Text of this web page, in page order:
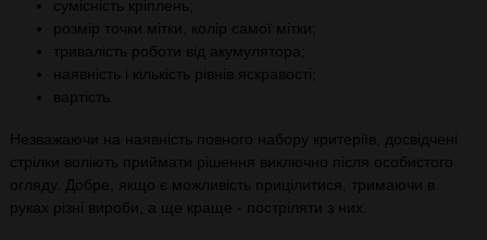
сумісність кріплень;
розмір точки мітки, колір самої мітки;
тривалість роботи від акумулятора;
наявність і кількість рівнів яскравості;
вартість.
Незважаючи на наявність повного набору критеріїв, досвідчені
стрілки воліють приймати рішення виключно після особистого
огляду. Добре, якщо є можливість прицілитися, тримаючи в
руках різні вироби, а ще краще - постріляти з них.